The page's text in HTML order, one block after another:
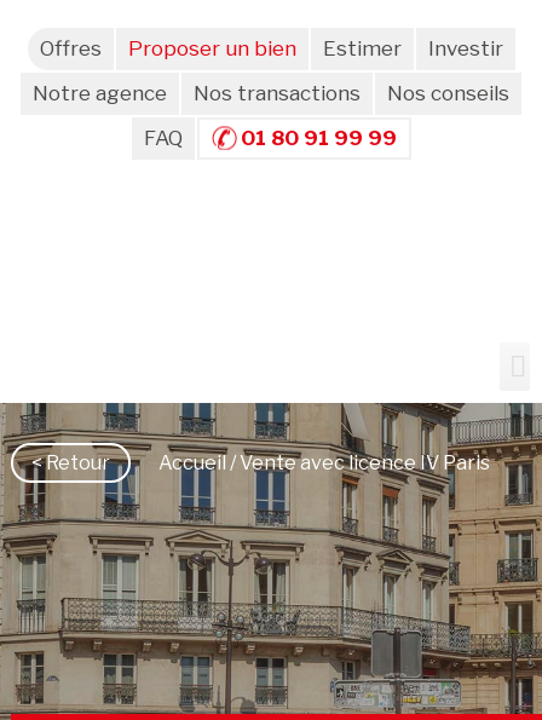
Offres Proposer un bien Estimer
Investir
Notre agence
Nos transactions
Nos conseils
FAQ
01 80 91 99 99
< Retour Accueil/ Vente avec licence IV Paris